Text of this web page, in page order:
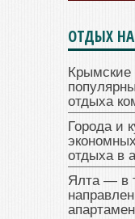
ОТДЫХ
отдыха
Города и
отдыха в
Ялта — в